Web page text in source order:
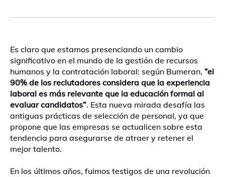
Es claro que estamos presenciando un cambio
significativo en el mundo de la gestión de recursos
humanos y la contratación laboral: según Bumeran, “el
90% de los reclutadores considera que la experiencia
laboral es más relevante que la educación formal al
evaluar candidatos”. Esta nueva mirada desafía las
antiguas prácticas de selección de personal, ya que
propone que las empresas se actualicen sobre esta
tendencia para asegurarse de atraer y retener el
mejor talento.
En los últimos años, fuimos testigos de una revolución